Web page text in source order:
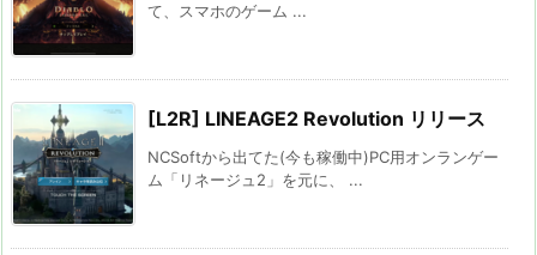
て、スマホのゲーム ...
[L2R] LINEAGE2 Revolution リリース
NCSoftから出てた(今も稼働中)PC用オンランゲー
ム「リネージュ2」を元に、 ...